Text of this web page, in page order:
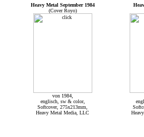
Heavy Metal September 1984
(Cover Royo)
von 1984,
englisch, sw & color,
Softcover, 275x213mm,
Heavy Metal Media, LLC